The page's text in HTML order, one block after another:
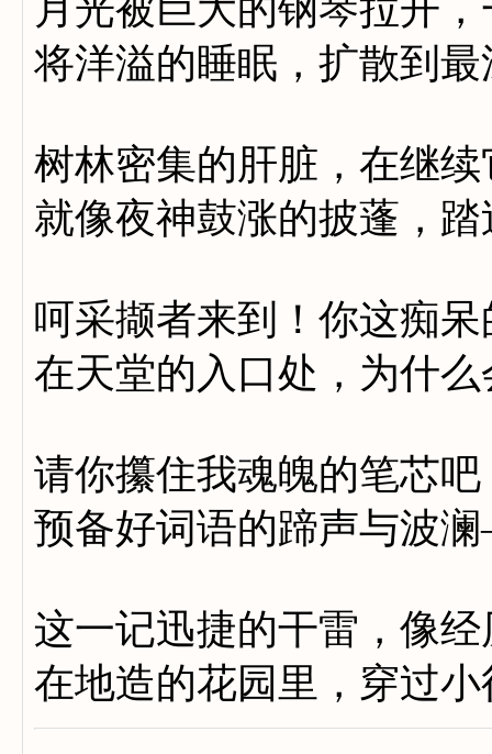
月光被巨大的钢琴拉开
将洋溢的睡眠，扩散到
树林密集的肝脏，在继
就像夜神鼓涨的披蓬，
呵采撷者来到！你这痴
在天堂的入口处，为什
请你攥住我魂魄的笔芯吧
预备好词语的蹄声与波
这一记迅捷的干雷，像
在地造的花园里，穿过